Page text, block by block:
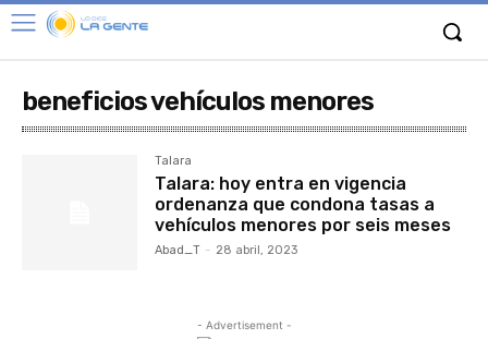
beneficios vehículos menores
Talara
Talara: hoy entra en vigencia
ordenanza que condona tasas a
vehículos menores por seis meses
Abad_T - 28 abril, 2023
- Advertisement -